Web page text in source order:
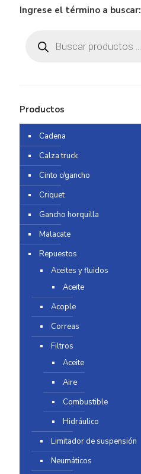
Ingrese el término a buscar:
productos
Productos
Cadena
Calza truck
Cinto c/gancho
Criquet
Gancho horquilla
Malacate
Repuestos
Aceites y fluidos
Aceite
Acople
Correas
Filtros
Aceite
Aire
Combustible
Hidráulico
Limitador de suspensión
Neumáticos